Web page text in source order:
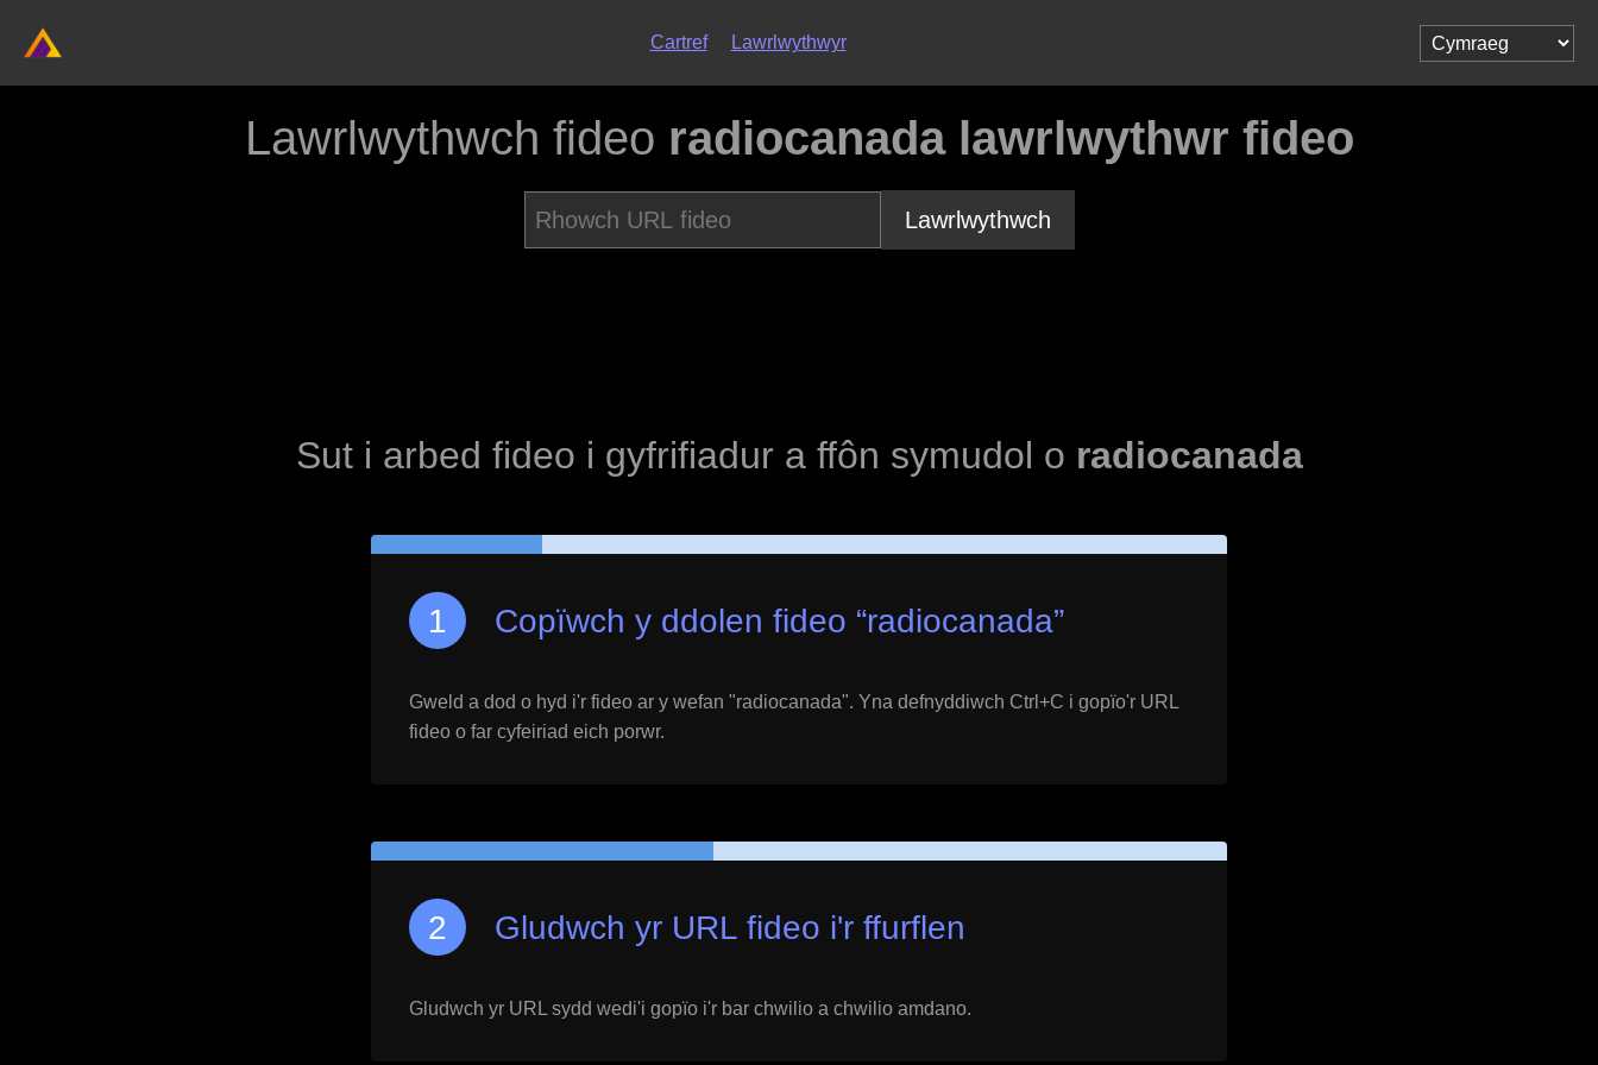
Cartref Lawrlwythwyr
Lawrlwythwch fideo radiocanada lawrlwythwr fideo
Lawrlwythwch
Sut i arbed fideo i gyfrifiadur a ffôn symudol o radiocanada
Copïwch y ddolen fideo “radiocanada”
Gweld a dod o hyd i'r fideo ar y wefan "radiocanada". Yna defnyddiwch Ctrl+C i gopïo'r URL
fideo o far cyfeiriad eich porwr.
Gludwch yr URL fideo i'r ffurflen
Gludwch yr URL sydd wedi'i gopïo i'r bar chwilio a chwilio amdano.